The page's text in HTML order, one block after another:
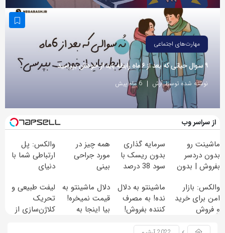
مهارت‌های اجتماعی
۹ سوال حیاتی که بعد از ۶ ماه رابطه باید از خودتان بپرسید
نوشته شده توسط آرش 6 ماه پیش
از سراسر وب
ماشینت رو
بدون دردسر
بفروش | بدون
سرمایه گذاری
بدون ریسک با
سود 38 درصد
همه چیز در
مورد جراحی
بینی
والکس: پل
ارتباطی شما با
دنیای
دیجیتال
والکس: بازار
امن برای خرید
و فروش
ماشینتو به دلال
نده! به مصرف
کننده بفروش!
دلال ماشینتو به
قیمت نمیخره!
بیا اینجا به
لیفت طبیعی و
تحریک
کلاژن‌سازی از